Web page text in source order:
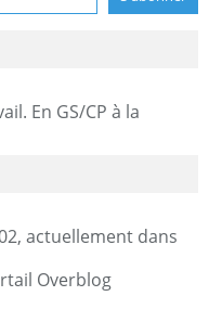
En GS/CP à la
actuellement dans
Overblog